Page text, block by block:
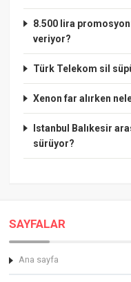
8.500 lira
veriyor?
Türk Telekom sil
Xenon far alırken
Istanbul Balıkesir
sürüyor?
SAYFALAR
Ana sayfa